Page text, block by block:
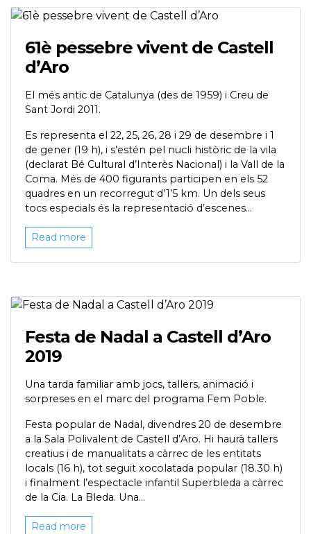
61è pessebre vivent de Castell
d’Aro
El més antic de Catalunya (des de 1959) i Creu de
Sant Jordi 2011.
Es representa el 22, 25, 26, 28 i 29 de desembre i 1
de gener (19 h), i s’estén pel nucli històric de la vila
(declarat Bé Cultural d’Interès Nacional) i la Vall de la
Coma. Més de 400 figurants participen en els 52
quadres en un recorregut d’1’5 km. Un dels seus
tocs especials és la representació d’escenes...
Read more
Festa de Nadal a Castell d’Aro
2019
Una tarda familiar amb jocs, tallers, animació i
sorpreses en el marc del programa Fem Poble.
Festa popular de Nadal, divendres 20 de desembre
a la Sala Polivalent de Castell d’Aro. Hi haurà tallers
creatius i de manualitats a càrrec de les entitats
locals (16 h), tot seguit xocolatada popular (18.30 h)
i finalment l’espectacle infantil Superbleda a càrrec
de la Cia. La Bleda. Una...
Read more